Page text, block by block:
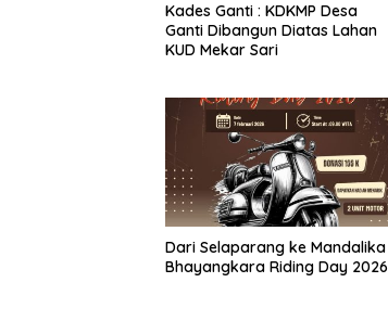
Kades Ganti : KDKMP Desa
Ganti Dibangun Diatas Lahan
KUD Mekar Sari
‎Dari Selaparang ke Mandalika
Bhayangkara Riding Day 2026